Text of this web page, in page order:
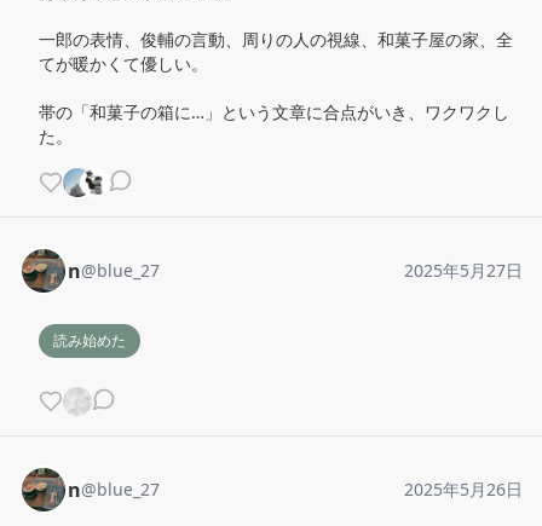
一郎の表情、俊輔の言動、周りの人の視線、和菓子屋の家、全
てが暖かくて優しい。
帯の「和菓子の箱に…」という文章に合点がいき、ワクワクし
た。
n@blue_27 2025年5月27日
読み始めた
n@blue_27 2025年5月26日